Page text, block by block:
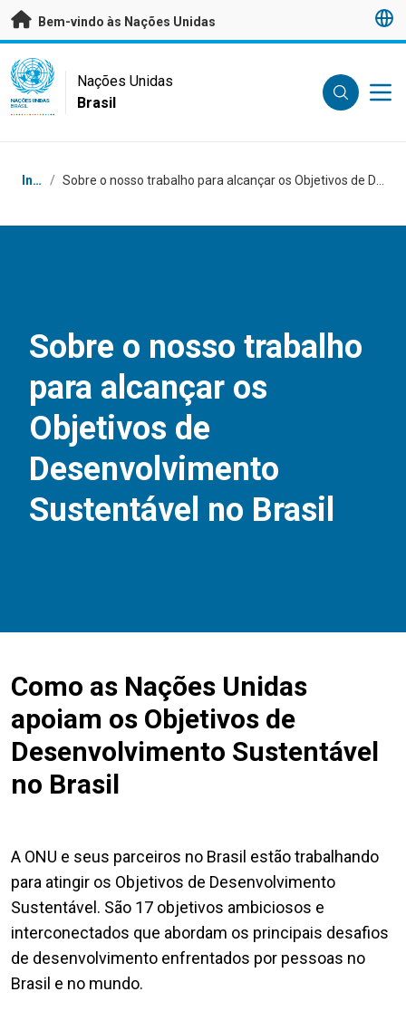
Saltar para conteúdo principal
Bem-vindo às Nações Unidas
UN Logo
NAÇÕES UNIDAS
BRASIL
Nações Unidas
Brasil
Navegação
Início /
Sobre o nosso trabalho
para alcançar os
Objetivos de
Desenvolvimento
Sustentável no Brasil
Como as Nações Unidas
apoiam os Objetivos de
Desenvolvimento Sustentável
no Brasil
A ONU e seus parceiros no Brasil estão trabalhando
para atingir os Objetivos de Desenvolvimento
Sustentável. São 17 objetivos ambiciosos e
interconectados que abordam os principais desafios
de desenvolvimento enfrentados por pessoas no
Brasil e no mundo.